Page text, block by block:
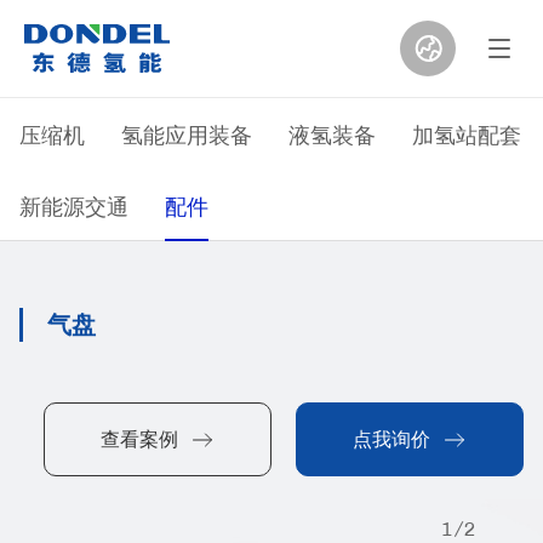
压缩机 氢能应用装备 液氢装备 加氢站配套
新能源交通 配件
气盘
查看案例 点我询价
1 / 2